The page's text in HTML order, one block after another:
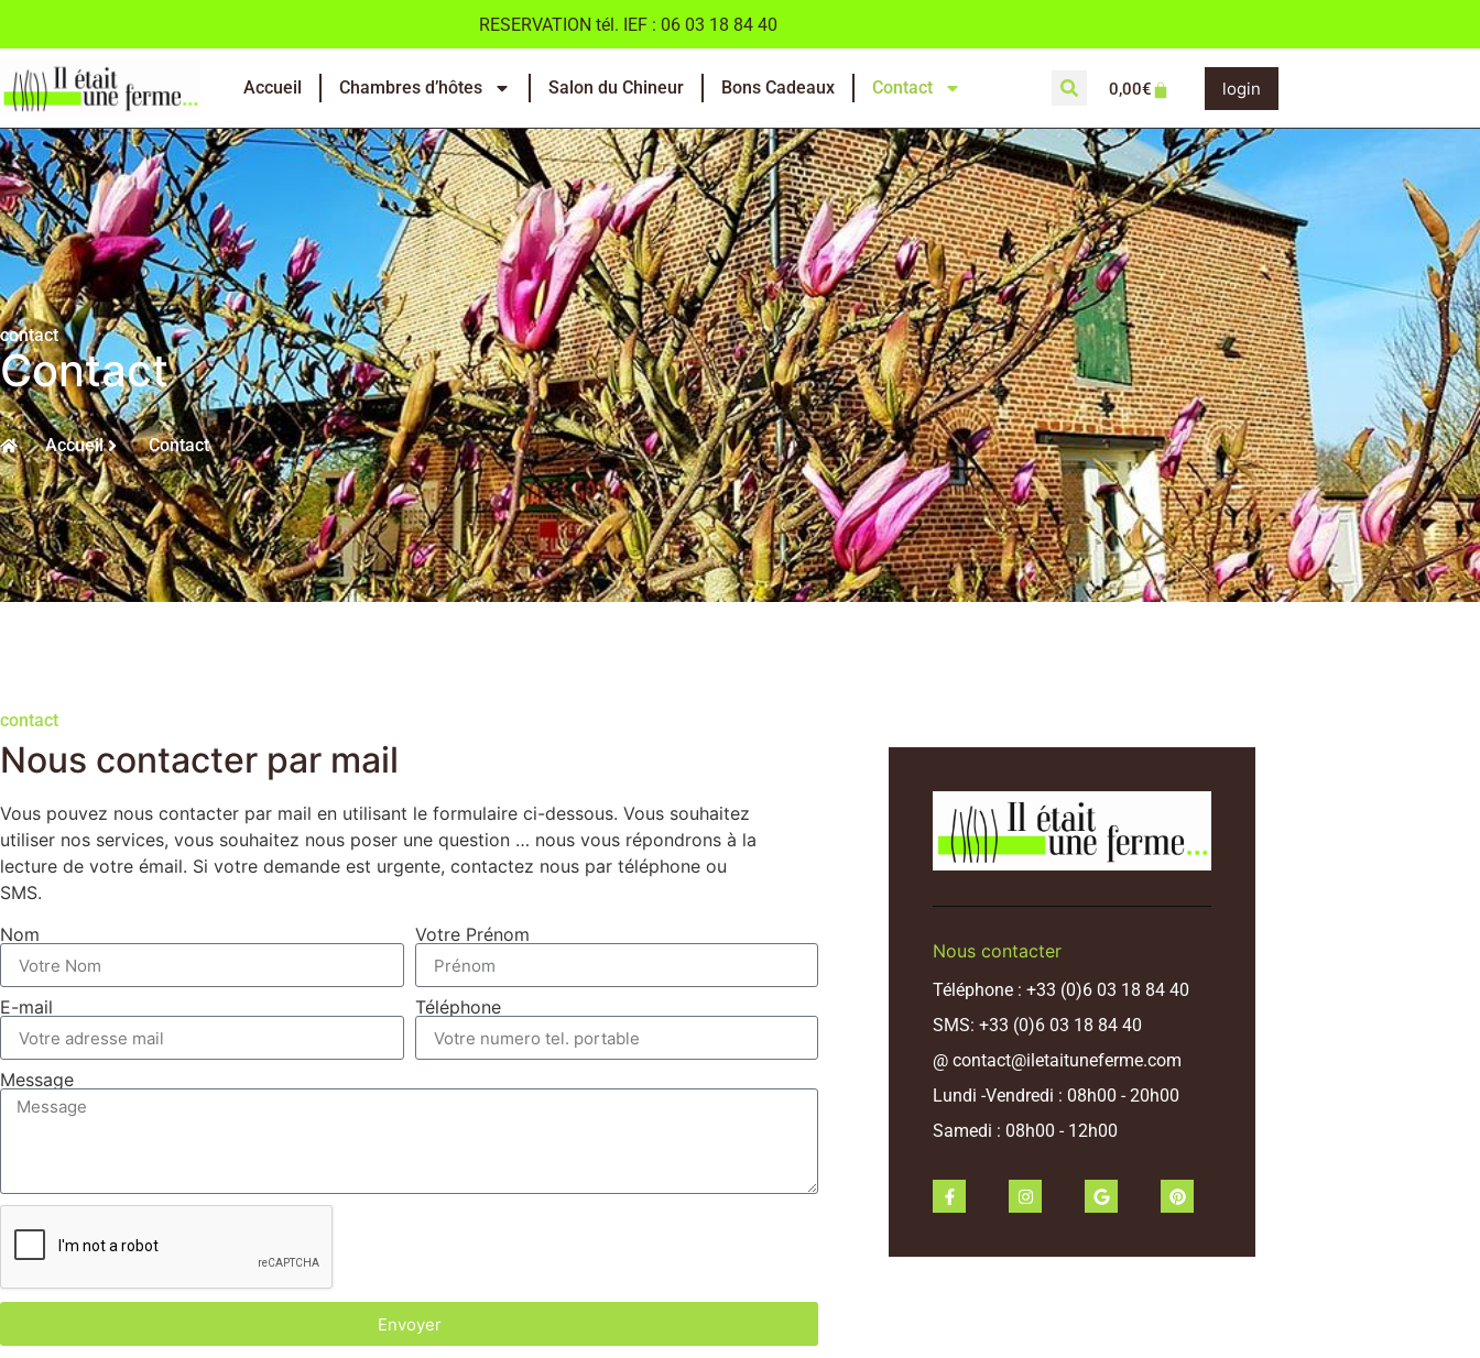
RESERVATION tél. IEF : 06 03 18 84 40
Accueil Chambres d’hôtes Salon du Chineur Bons Cadeaux Contact 0,00€ login
contact
Contact
Accueil Contact
contact
Nous contacter par mail
Vous pouvez nous contacter par mail en utilisant le formulaire ci-dessous. Vous souhaitez
utiliser nos services, vous souhaitez nous poser une question … nous vous répondrons à la
lecture de votre émail. Si votre demande est urgente, contactez nous par téléphone ou
SMS.
Nom
Votre Prénom
E-mail Téléphone
Message
Envoyer
Nous contacter
Téléphone : +33 (0)6 03 18 84 40
SMS: +33 (0)6 03 18 84 40
@ contact@iletaituneferme.com
Lundi -Vendredi : 08h00 - 20h00
Samedi : 08h00 - 12h00